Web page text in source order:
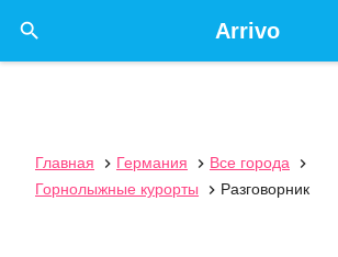
Arrivo

Главная  Германия  Все города

Горнолыжные курорты
 Разговорник